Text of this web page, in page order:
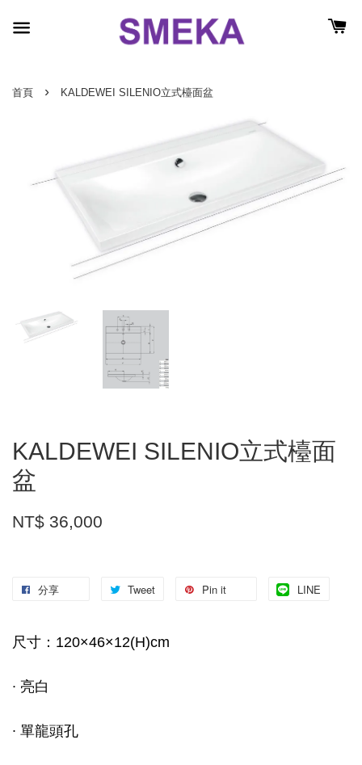
首頁 › KALDEWEI SILENIO立式檯面盆
KALDEWEI SILENIO立式檯面
盆
NT$ 36,000
分享 Tweet Pin it LINE
尺寸：120×46×12(H)cm
∙ 亮白
∙ 單龍頭孔